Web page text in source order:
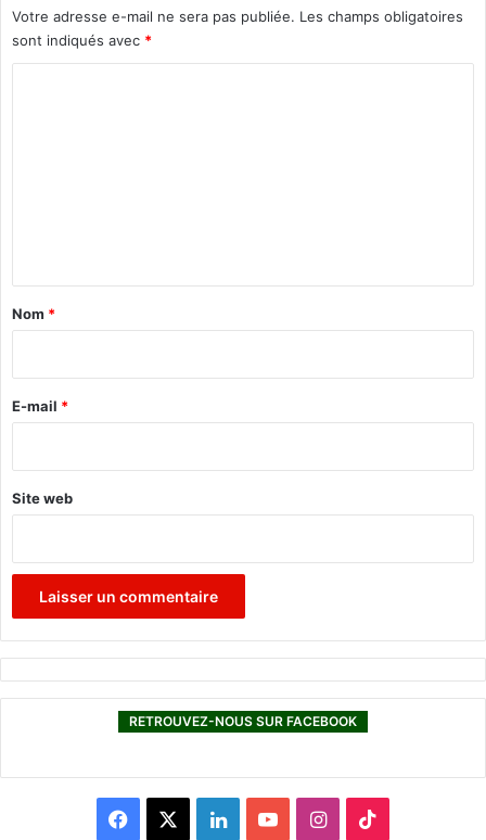
Votre adresse e-mail ne sera pas publiée. Les champs obligatoires
sont indiqués avec *
a
e
Nom *
E-mail *
Site web
RETROUVEZ-NOUS SUR FACEBOOK
L
I